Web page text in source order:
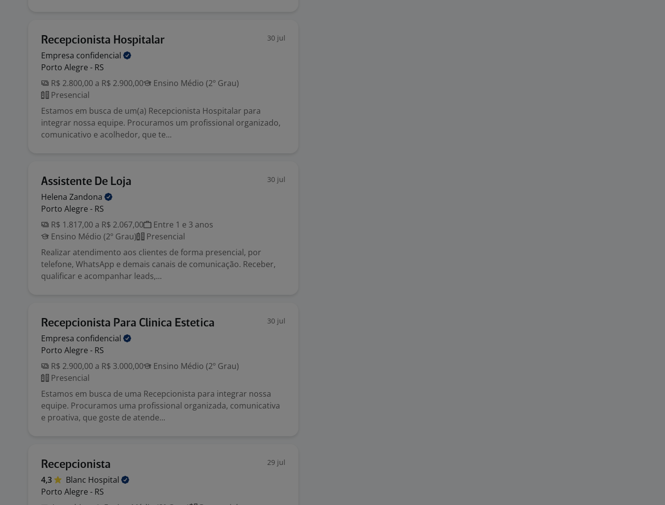
Recepcionista Hospitalar 30 jul
Empresa confidencial
Porto Alegre - RS
R$ 2.800,00 a R$ 2.900,00
Ensino Médio (2º Grau)
Presencial
Estamos em busca de um(a) Recepcionista Hospitalar para
integrar nossa equipe. Procuramos um profissional organizado,
comunicativo e acolhedor, que te...
Assistente De Loja 30 jul
Helena Zandona
Porto Alegre - RS
R$ 1.817,00 a R$ 2.067,00
Entre 1 e 3 anos
Ensino Médio (2º Grau)
Presencial
Realizar atendimento aos clientes de forma presencial, por
telefone, WhatsApp e demais canais de comunicação. Receber,
qualificar e acompanhar leads,...
Recepcionista Para Clinica Estetica 30 jul
Empresa confidencial
Porto Alegre - RS
R$ 2.900,00 a R$ 3.000,00
Ensino Médio (2º Grau)
Presencial
Estamos em busca de uma Recepcionista para integrar nossa
equipe. Procuramos uma profissional organizada, comunicativa
e proativa, que goste de atende...
Recepcionista 29 jul
4,3 Blanc Hospital
Porto Alegre - RS